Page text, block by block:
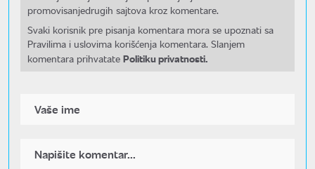
promovisanjedrugih sajtova kroz komentare.
Svaki korisnik pre pisanja komentara mora se upoznati sa
Pravilima i uslovima korišćenja komentara. Slanjem
komentara prihvatate Politiku privatnosti.